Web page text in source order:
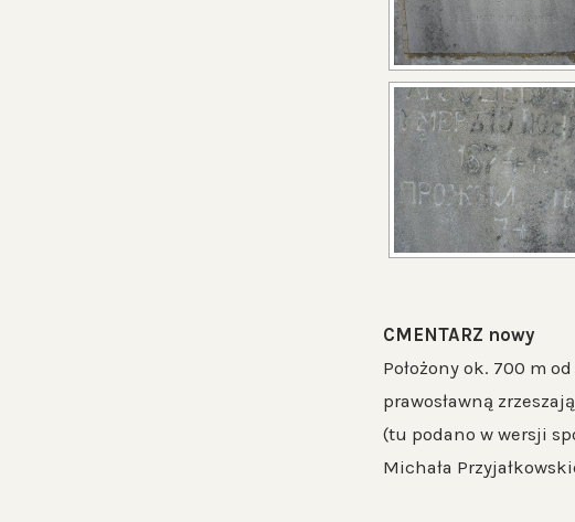
CMENTARZ nowy
Położony ok. 700 m
prawosławną
(tu podano w wersji
Michała